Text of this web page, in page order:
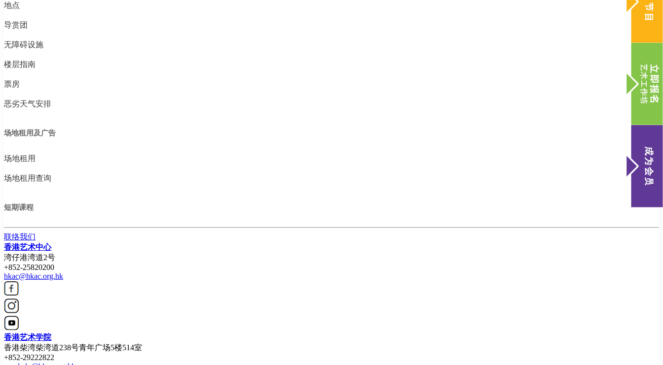
地点
导赏团
无障碍设施
楼层指南
票房
恶劣天气安排
场地租用及广告
场地租用
场地租用查询
短期课程
联络我们
香港艺术中心
湾仔港湾道2号
+852-25820200
hkac@hkac.org.hk
香港艺术学院
香港柴湾柴湾道238号青年广场5楼514室
+852-29222822